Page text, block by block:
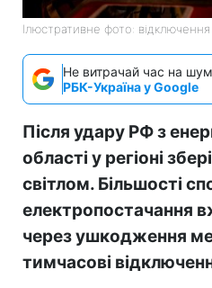
Ілюстративне фото:
Не витрачай час на
РБК-Україна у Google
Після удару РФ з
області у регіоні
світлом. Більшості
електропостачання
через ушкодження
тимчасові